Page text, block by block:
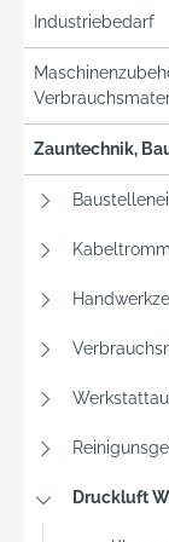
Industriebedarf
Zauntechnik,
Druckluft